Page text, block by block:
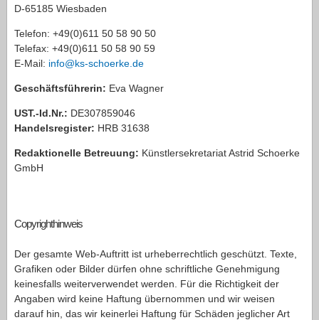
D-65185 Wiesbaden
Telefon: +49(0)611 50 58 90 50
Telefax: +49(0)611 50 58 90 59
E-Mail: info@ks-schoerke.de
Geschäftsführerin: Eva Wagner
UST.-Id.Nr.: DE307859046
Handelsregister: HRB 31638
Redaktionelle Betreuung: Künstlersekretariat Astrid Schoerke
GmbH
Copyrighthinweis
Der gesamte Web-Auftritt ist urheberrechtlich geschützt. Texte,
Grafiken oder Bilder dürfen ohne schriftliche Genehmigung
keinesfalls weiterverwendet werden. Für die Richtigkeit der
Angaben wird keine Haftung übernommen und wir weisen
darauf hin, das wir keinerlei Haftung für Schäden jeglicher Art